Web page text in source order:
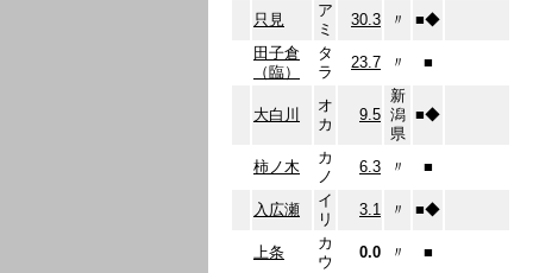
只見
ア
ミ
30.3 〃 ■◆
田子倉
（臨）
タ
ラ
23.7 〃 ■
大白川
オ
カ
9.5
新
潟
県
■◆
柿ノ木
カ
ノ
6.3 〃 ■
入広瀬
イ
リ
3.1 〃 ■◆
上条
カ
ウ
0.0 〃
■